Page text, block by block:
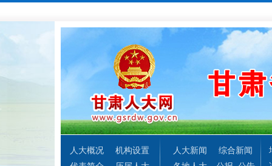
人大概况
机构设置
人大新闻
综合新闻